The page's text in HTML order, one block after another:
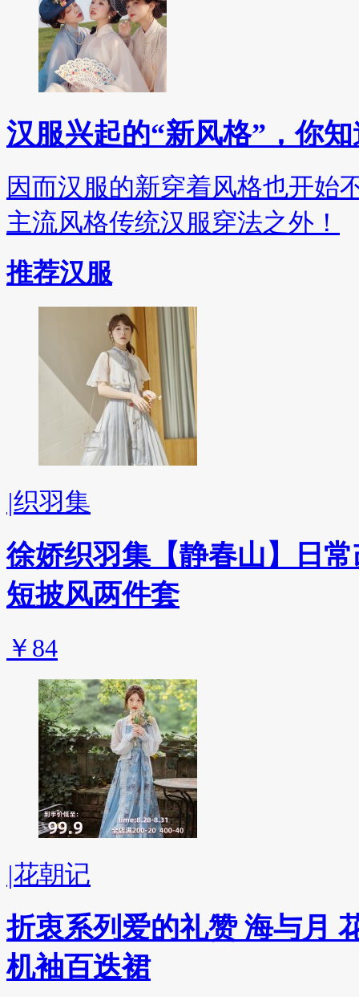
汉服兴起的“新风格”，你
因而汉服的新穿着风格也开始
主流风格传统汉服穿法之外！
推荐汉服
|织羽集
徐娇织羽集【静春山】日
短披风两件套
￥84
|花朝记
折衷系列爱的礼赞 海与月
机袖百迭裙